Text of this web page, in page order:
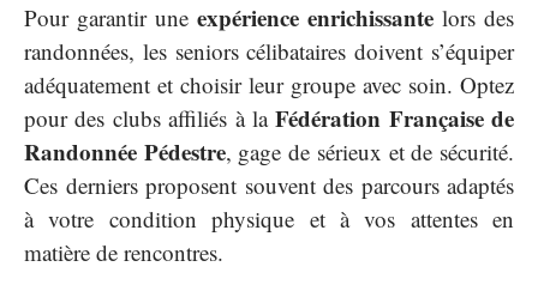
Pour garantir une expérience enrichissante lors des
randonnées, les seniors célibataires doivent s’équiper
adéquatement et choisir leur groupe avec soin. Optez
pour des clubs affiliés à laFédération Française de
Randonnée Pédestre, gage de sérieux et de sécurité.
Ces derniers proposent souvent des parcours adaptés
à votre condition physique et à vos attentes en
matière de rencontres.